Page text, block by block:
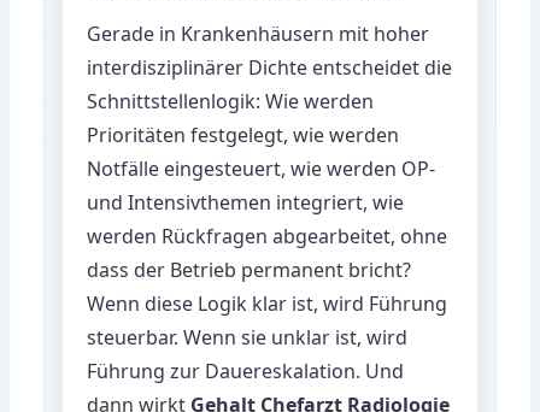
Gerade in Krankenhäusern mit hoher
interdisziplinärer Dichte entscheidet die
Schnittstellenlogik: Wie werden
Prioritäten festgelegt, wie werden
Notfälle eingesteuert, wie werden OP-
und Intensivthemen integriert, wie
werden Rückfragen abgearbeitet, ohne
dass der Betrieb permanent bricht?
Wenn diese Logik klar ist, wird Führung
steuerbar. Wenn sie unklar ist, wird
Führung zur Dauereskalation. Und
dann wirkt Gehalt Chefarzt Radiologie